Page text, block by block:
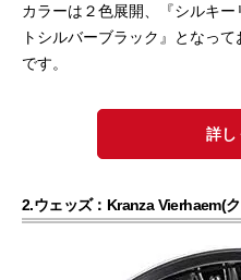
カラーは２色展開、『シルキ
トシルバーブラック』となっ
です。
詳し
2.ウェッズ：Kranza Vierhaem(